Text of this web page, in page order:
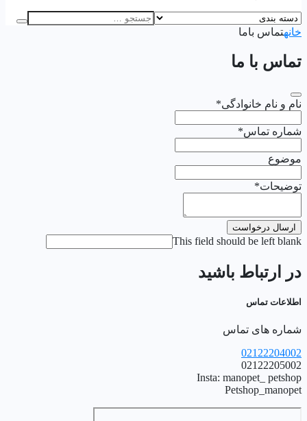
خانهتماس باما
تماس با ما
نام و نام خانوادگی*
شماره تماس*
موضوع
توضیحات*
ارسال درخواست
This field should be left blank
در ارتباط باشید
اطلاعات تماس
شماره های تماس
02122204002
02122205002
Insta: manopet_ petshop
Petshop_manopet